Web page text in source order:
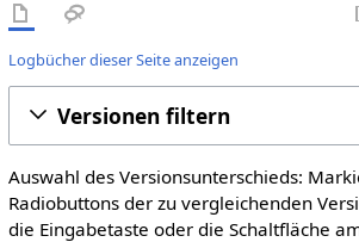
Logbücher dieser Seite anzeigen
Versionen filtern
Auswahl des Versionsunterschieds:
Radiobuttons der zu vergleichenden
die Eingabetaste oder die Schaltfläche